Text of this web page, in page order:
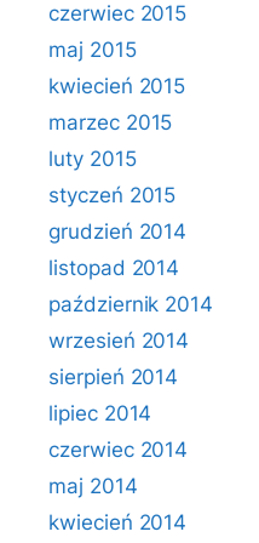
czerwiec 2015
maj 2015
kwiecień 2015
marzec 2015
luty 2015
styczeń 2015
grudzień 2014
listopad 2014
październik 2014
wrzesień 2014
sierpień 2014
lipiec 2014
czerwiec 2014
maj 2014
kwiecień 2014